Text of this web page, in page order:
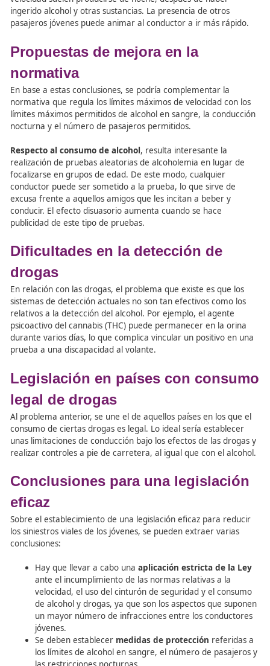
Lanormativaelaborada para regular las conductas
imprudentes al volante está dirigida a todo el grueso de
conductores, independientemente de su edad, ya que
muy complicado identificar si la persona que conduce
o joven.
En algunos países, como España, se identifica a los
que se acaban de sacar el permiso de conducir con una
en la que aparece una “L”. Sin embargo, esto solo sirve
identificar a los conductores noveles durante el primer
desde que se ha obtenido el mismo.
Enfoque en conductores
Para losconductores jóvenes, es esencial prestar
atención a la normativa que regula los límites de
consumo de drogas y alcohol, ya que son los motivos
habituales de infracción. Las colisiones relacionadas con
velocidad suelen producirse de noche, después de haber
ingerido alcohol y otras sustancias. La presencia de
pasajeros jóvenes puede animar al conductor a ir más
Propuestas de mejora en la
normativa
En base a estas conclusiones, se podría complementar
normativa que regula los límites máximos de velocidad
límites máximos permitidos de alcohol en sangre, la
nocturna y el número de pasajeros permitidos.
Respecto al consumo de alcohol, resulta interesante la
focalizarse en grupos de edad. De este modo, cualquier
conductor puede ser sometido a la prueba, lo que sirve
excusa frente a aquellos amigos que les incitan a beber
conducir. El efecto disuasorio aumenta cuando se hace
publicidad de este tipo de pruebas.
Dificultades en la detección de
drogas
En relación con las drogas, el problema que existe es
sistemas de detección actuales no son tan efectivos
relativos a la detección del alcohol. Por ejemplo, el
psicoactivo del cannabis (THC) puede permanecer en la